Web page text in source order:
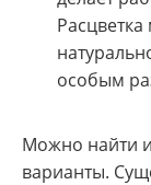
особым
Можно найти
варианты.